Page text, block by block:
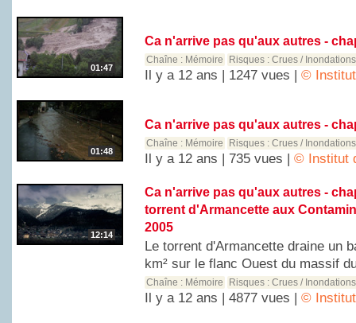
01:47
Ca n'arrive pas qu'aux autres -
Chaîne : Mémoire Risques :Crues / Inondations
Il y a 12 ans | 1247 vues |©
01:48
Ca n'arrive pas qu'aux autres -
Chaîne : Mémoire Risques :Crues / Inondations
Il y a 12 ans | 735 vues |© Institut
12:14
Ca n'arrive pas qu'aux autres -
torrent d'Armancette aux
2005
Le torrent d'Armancette draine un
km² sur le flanc Ouest du massif
Chaîne : Mémoire Risques :Crues / Inondations
Il y a 12 ans | 4877 vues |©